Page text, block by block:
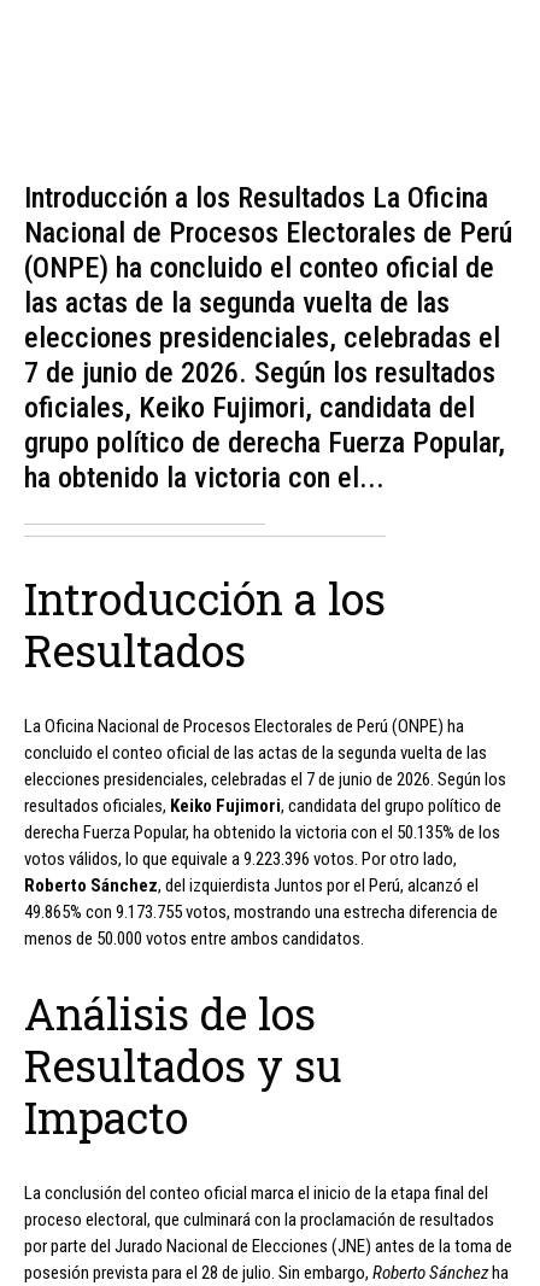
Introducción a los Resultados La Oficina
Nacional de Procesos Electorales de Perú
(ONPE) ha concluido el conteo oficial de
las actas de la segunda vuelta de las
elecciones presidenciales, celebradas el
7 de junio de 2026. Según los resultados
oficiales, Keiko Fujimori, candidata del
grupo político de derecha Fuerza Popular,
ha obtenido la victoria con el...
Introducción a los
Resultados
La Oficina Nacional de Procesos Electorales de Perú (ONPE) ha
concluido el conteo oficial de las actas de la segunda vuelta de las
elecciones presidenciales, celebradas el 7 de junio de 2026. Según los
resultados oficiales, Keiko Fujimori, candidata del grupo político de
derecha Fuerza Popular, ha obtenido la victoria con el 50.135% de los
votos válidos, lo que equivale a 9.223.396 votos. Por otro lado,
Roberto Sánchez, del izquierdista Juntos por el Perú, alcanzó el
49.865% con 9.173.755 votos, mostrando una estrecha diferencia de
menos de 50.000 votos entre ambos candidatos.
Análisis de los
Resultados y su
Impacto
La conclusión del conteo oficial marca el inicio de la etapa final del
proceso electoral, que culminará con la proclamación de resultados
por parte del Jurado Nacional de Elecciones (JNE) antes de la toma de
posesión prevista para el 28 de julio. Sin embargo, Roberto Sánchezha